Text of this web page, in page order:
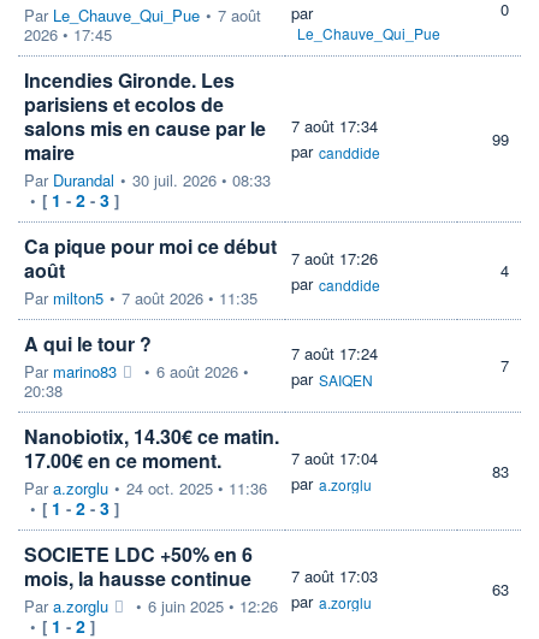
Par Le_Chauve_Qui_Pue • 7 août
2026 • 17:45
par
Le_Chauve_Qui_Pue
0
Incendies Gironde. Les
parisiens et ecolos de
salons mis en cause par le
maire
Par Durandal • 30 juil. 2026 • 08:33
• [ 1 - 2 - 3 ]
7 août 17:34
par canddide
99
Ca pique pour moi ce début
août
Par milton5 • 7 août 2026 • 11:35
7 août 17:26
par canddide
4
A qui le tour ?
Par marino83 • 6 août 2026 •
20:38
7 août 17:24
par SAIQEN
7
Nanobiotix, 14.30€ ce matin.
17.00€ en ce moment.
Para.zorglu • 24 oct. 2025 • 11:36
• [ 1 - 2 - 3 ]
7 août 17:04
par a.zorglu
83
SOCIETE LDC +50% en 6
mois, la hausse continue
Para.zorglu • 6 juin 2025 • 12:26
• [ 1 - 2 ]
7 août 17:03
par a.zorglu
63